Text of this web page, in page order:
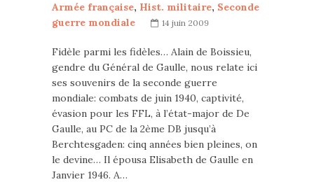
Armée française, Hist. militaire, Seconde
guerre mondiale
14 juin 2009
Fidèle parmi les fidèles… Alain de Boissieu,
gendre du Général de Gaulle, nous relate ici
ses souvenirs de la seconde guerre
mondiale: combats de juin 1940, captivité,
évasion pour les FFL, à l’état-major de De
Gaulle, au PC de la 2ème DB jusqu’à
Berchtesgaden: cinq années bien pleines, on
le devine… Il épousa Elisabeth de Gaulle en
Janvier 1946. A…